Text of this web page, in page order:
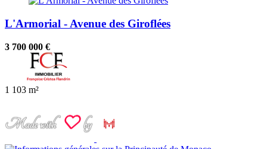
L'Armorial - Avenue des Giroflées
3 700 000 €
1 103 m²